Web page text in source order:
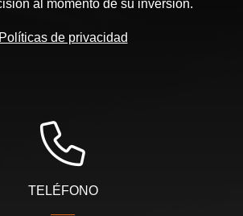
al momento de su inversión.
Políticas de privacidad
TELÉFONO